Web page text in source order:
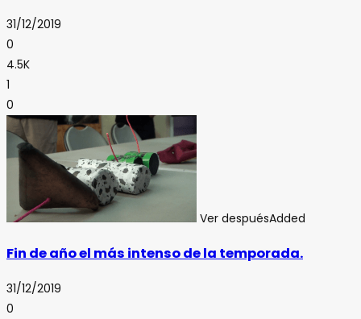
31/12/2019
0
4.5K
1
0
Ver despuésAdded
Fin de año el más intenso de la temporada.
31/12/2019
0